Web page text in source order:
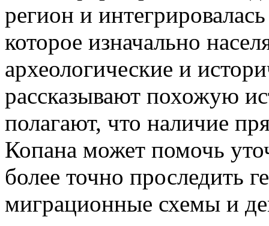
регион и
которое изначально
археологические и
рассказывают похожую
полагают, что наличие
Копана может помочь
более точно проследить
миграционные схемы и